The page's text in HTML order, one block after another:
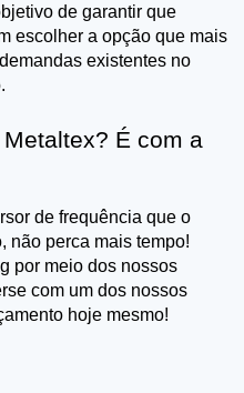
de garantir que
escolher a opção que mais
existentes no
É com a
de frequência que o
por meio dos nossos
com um dos nossos
hoje mesmo!